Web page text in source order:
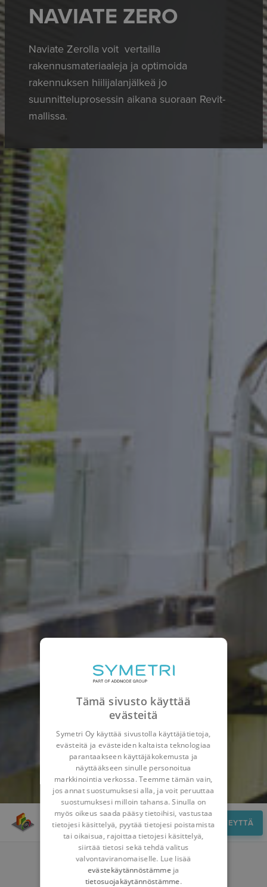
NAVIATE ZERO
Naviate Zerolla voit vertailla
rakennusmateriaaleja ja optimoida
rakennuksen hiilijalanjälkeä jo
suunnitteluprosessin aikana suoraan Revit-
mallissa.
Yleiskatsaus OTA YHTEYTTÄ
Tämä sivusto käyttää
evästeitä
Symetri Oy käyttää sivustolla käyttäjätietoja,
evästeitä ja evästeiden kaltaista teknologiaa
parantaakseen käyttäjäkokemusta ja
näyttääkseen sinulle personoitua
markkinointia verkossa. Teemme tämän vain,
jos annat suostumuksesi alla, ja voit peruuttaa
suostumuksesi milloin tahansa. Sinulla on
myös oikeus saada pääsy tietoihisi, vastustaa
tietojesi käsittelyä, pyytää tietojesi poistamista
tai oikaisua, rajoittaa tietojesi käsittelyä,
siirtää tietosi sekä tehdä valitus
valvontaviranomaiselle. Lue lisää
evästekäytännöstämme ja
tietosuojakäytännöstämme.